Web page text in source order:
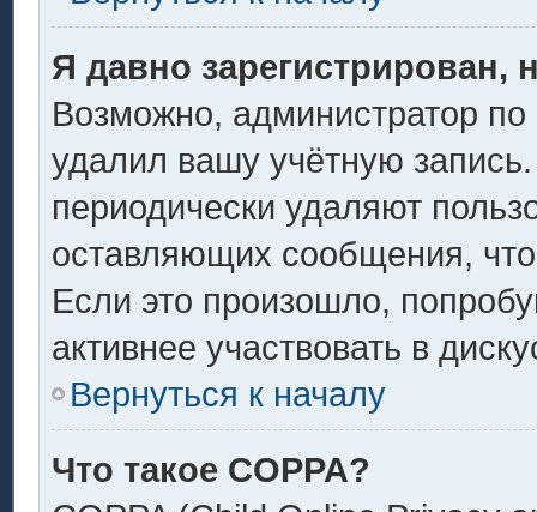
Я давно зарегистрирован,
Возможно, администратор по
удалил вашу учётную
периодически удаляют
оставляющих сообщения,
Если это произошло,
активнее участвовать в
Вернуться к началу
Что такое COPPA?